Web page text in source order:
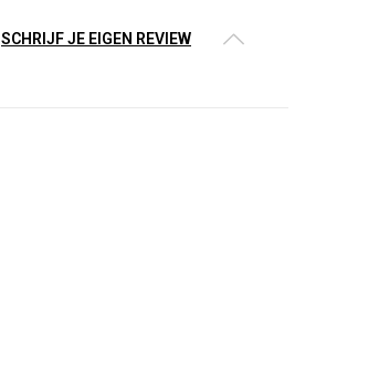
SCHRIJF JE EIGEN REVIEW